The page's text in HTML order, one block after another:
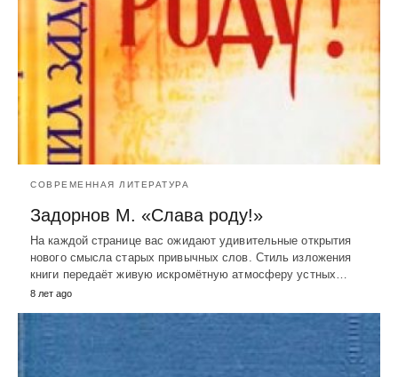
СОВРЕМЕННАЯ ЛИТЕРАТУРА
Задорнов М. «Слава роду!»
На каждой странице вас ожидают удивительные открытия
нового смысла старых привычных слов. Стиль изложения
книги передаёт живую искромётную атмосферу устных…
8 лет ago